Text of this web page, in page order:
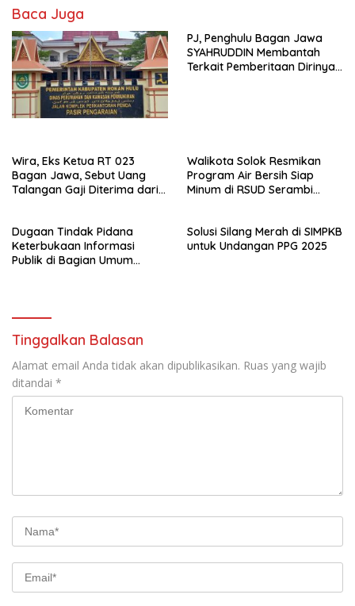
Baca Juga
PJ, Penghulu Bagan Jawa
SYAHRUDDIN Membantah
Terkait Pemberitaan Dirinya
Wira, Eks Ketua RT 023
Bagan Jawa, Sebut Uang
Talangan Gaji Diterima dari
Walikota Solok Resmikan
Program Air Bersih Siap
Minum di RSUD Serambi
Dugaan Tindak Pidana
Keterbukaan Informasi
Publik di Bagian Umum
Solusi Silang Merah di SIMPKB
untuk Undangan PPG 2025
Tinggalkan Balasan
Alamat email Anda tidak akan dipublikasikan. Ruas yang wajib
ditandai *